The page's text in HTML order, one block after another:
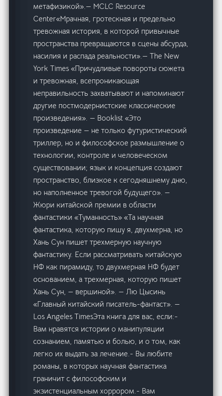
метафизикой».— MCLC Resource
Center«Мрачная, гротескная и предельно
тревожная история, в которой привычные
пространства превращаются в сцены абсурда,
насилия и распада реальности».— The New
York Times «Причудливые повороты сюжета
и тревожная, всепроникающая
неправильность захватывают и напоминают
другие постмодернистские классические
произведения». — Booklist «Это
произведение — не только футуристический
триллер, но и философское размышление о
технологии, контроле и человеческом
существовании; язык и концепция создают
пространство, близкое к сегодняшнему дню,
но наполненное тревогой будущего». —
Жюри китайской премии в области
фантастики «Туманность» «Та научная
фантастика, которую пишу я, двухмерна, но
Хань Сун пишет трехмерную научную
фантастику. Если рассматривать китайскую
НФ как пирамиду, то двухмерная НФ будет
основанием, а трехмерная, которую пишет
Хань Сун, — вершиной». — Лю Цысинь
«Главный китайский писатель-фантаст». —
Los Angeles TimesЭта книга для вас, если:-
Вам нравятся истории о манипуляции
сознанием, памятью и болью, и о том, как
легко их выдать за лечение.- Вы любите
романы, в которых научная фантастика
граничит с философским и
экзистенциальным хоррором.- Вам